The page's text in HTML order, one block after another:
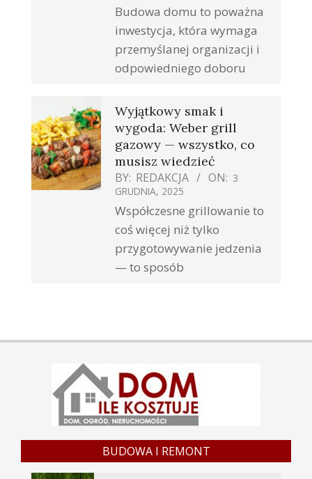
Budowa domu to poważna
inwestycja, która wymaga
przemyślanej organizacji i
odpowiedniego doboru
Wyjątkowy smak i
wygoda: Weber grill
gazowy — wszystko, co
musisz wiedzieć
BY: REDAKCJA ON: 3
GRUDNIA, 2025
Współczesne grillowanie to
coś więcej niż tylko
przygotowywanie jedzenia
— to sposób
BUDOWA I REMONT